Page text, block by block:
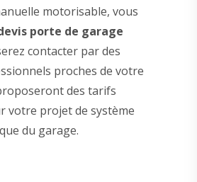
motorisable, vous
porte de garage
contacter par des
proches de votre
des tarifs
votre projet de système
du garage.